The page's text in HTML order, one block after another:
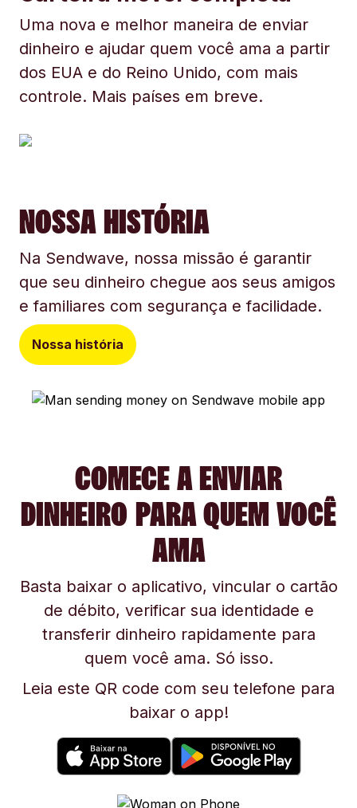
Uma nova e melhor maneira de enviar
dinheiro e ajudar quem você ama a partir
dos EUA e do Reino Unido, com mais
controle. Mais países em breve.
NOSSA HISTÓRIA
Na Sendwave, nossa missão é garantir
que seu dinheiro chegue aos seus amigos
e familiares com segurança e facilidade.
Nossa história
COMECE A ENVIAR
DINHEIRO PARA QUEM VOCÊ
AMA
Basta baixar o aplicativo, vincular o cartão
de débito, verificar sua identidade e
transferir dinheiro rapidamente para
quem você ama. Só isso.
Leia este QR code com seu telefone para
baixar o app!